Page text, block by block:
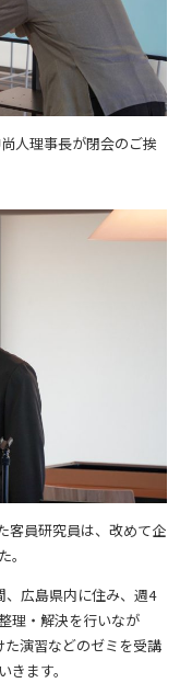
人理事長が閉会のご挨
客員研究員は、改めて企
広島県内に住み、週4
理・解決を行いなが
演習などのゼミを受講
ます。